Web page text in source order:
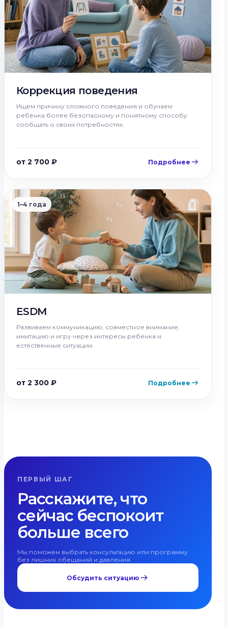
Коррекция поведения
Ищем причину сложного поведения и обучаем
ребёнка более безопасному и понятному способу
сообщать о своих потребностях.
от 2 700 ₽ Подробнее
1–4 года
ESDM
Развиваем коммуникацию, совместное внимание,
имитацию и игру через интересы ребёнка и
естественные ситуации.
от 2 300 ₽ Подробнее
ПЕРВЫЙ ШАГ
Расскажите, что
сейчас беспокоит
больше всего
Мы поможем выбрать консультацию или программу
без лишних обещаний и давления.
Обсудить ситуацию